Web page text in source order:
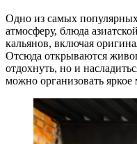
Одно из самых
атмосферу, блюда
кальянов, включая
Отсюда открываются
отдохнуть, но и
можно организовать